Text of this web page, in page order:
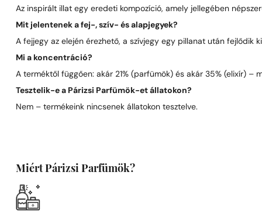
Az inspirált illat egy eredeti kompozíció, amely jellegében
Mit jelentenek a fej-, szív- és alapjegyek?
A fejjegy az elején érezhető, a szívjegy egy pillanat után fejlődik
Mi a koncentráció?
A terméktől függően: akár 21% (parfümök) és akár 35% (elixír) –
Tesztelik-e a Párizsi Parfümök-et állatokon?
Nem – termékeink nincsenek állatokon tesztelve.
Miért Párizsi Parfümök?